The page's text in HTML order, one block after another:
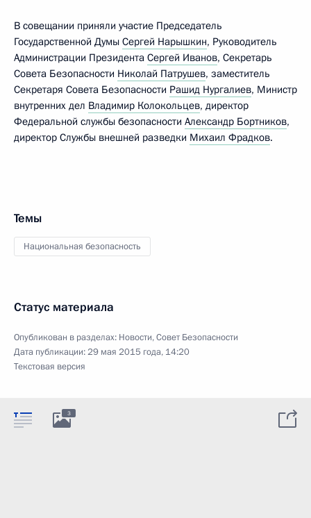
В совещании приняли участие Председатель
Государственной Думы Сергей Нарышкин, Руководитель
Администрации Президента Сергей Иванов, Секретарь
Совета Безопасности Николай Патрушев, заместитель
Секретаря Совета Безопасности Рашид Нургалиев, Министр
внутренних дел Владимир Колокольцев, директор
Федеральной службы безопасности Александр Бортников,
директор Службы внешней разведки Михаил Фрадков.
Темы
Национальная безопасность
Статус материала
Опубликован в разделах: Новости,Совет Безопасности
Дата публикации:29 мая 2015 года, 14:20
Текстовая версия
3